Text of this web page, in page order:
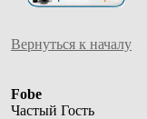
Вернуться к началу
Fobe
Частый Гость